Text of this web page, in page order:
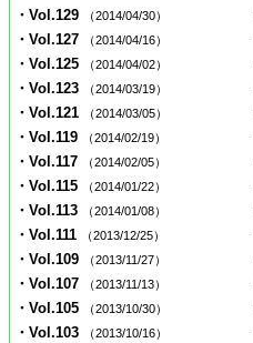
・Vol.129 （2014/04/30）
・Vol.127 （2014/04/16）
・Vol.125 （2014/04/02）
・Vol.123 （2014/03/19）
・Vol.121 （2014/03/05）
・Vol.119 （2014/02/19）
・Vol.117 （2014/02/05）
・Vol.115 （2014/01/22）
・Vol.113 （2014/01/08）
・Vol.111 （2013/12/25）
・Vol.109 （2013/11/27）
・Vol.107 （2013/11/13）
・Vol.105 （2013/10/30）
・Vol.103 （2013/10/16）